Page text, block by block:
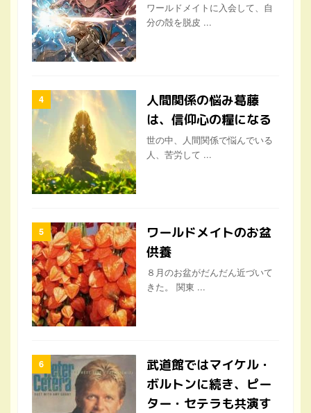
ワールドメイトに入会して、自
分の殻を脱皮 ...
人間関係の悩み葛藤
は、信仰心の糧になる
世の中、人間関係で悩んでいる
人、苦労して ...
ワールドメイトのお盆
供養
８月のお盆がだんだん近づいて
きた。 関東 ...
武道館ではマイケル・
ボルトンに続き、ピー
ター・セテラも共演す